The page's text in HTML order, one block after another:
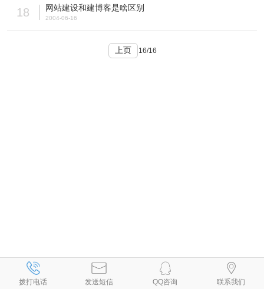
18 网站建设和建博客是啥区别
2004-06-16
上页 16/16
拨打电话 发送短信 QQ咨询 联系我们